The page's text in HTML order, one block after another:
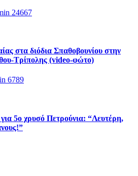
24667
στα διόδια Σπαθοβουνίου στην
Τρίπολης (video-φώτο)
6789
5ο χρυσό Πετρούνια: “Λευτέρη,